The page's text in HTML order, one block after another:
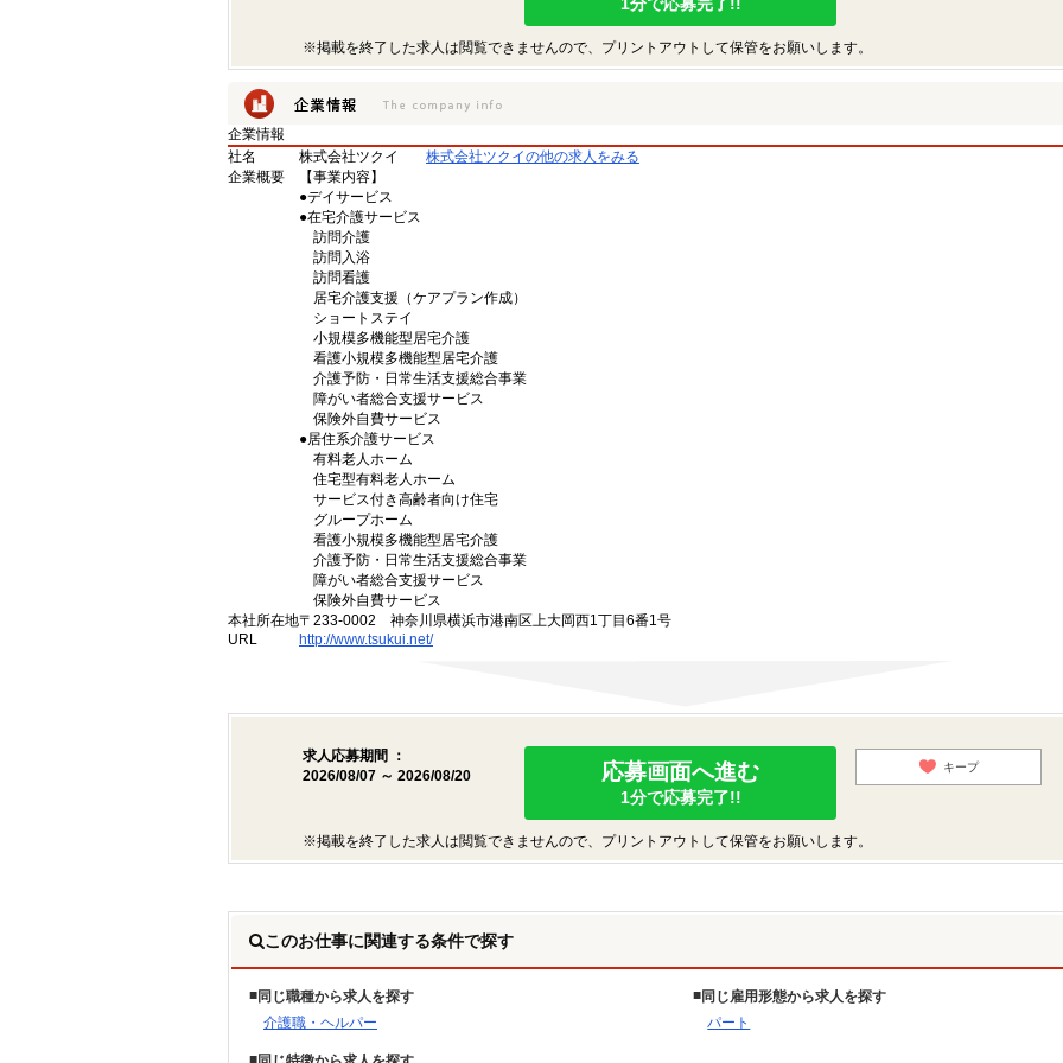
※掲載を終了した求人は閲覧できませんので、プリントアウトして保管をお願いします。
企業情報
社名
株式会社ツクイ
株式会社ツクイの他の求人をみる
企業概要
【事業内容】
●デイサービス
●在宅介護サービス
訪問介護
訪問入浴
訪問看護
居宅介護支援（ケアプラン作成）
ショートステイ
小規模多機能型居宅介護
看護小規模多機能型居宅介護
介護予防・日常生活支援総合事業
障がい者総合支援サービス
保険外自費サービス
●居住系介護サービス
有料老人ホーム
住宅型有料老人ホーム
サービス付き高齢者向け住宅
グループホーム
看護小規模多機能型居宅介護
介護予防・日常生活支援総合事業
障がい者総合支援サービス
保険外自費サービス
本社所在地〒233-0002 神奈川県横浜市港南区上大岡西1丁目6番1号
URL
http://www.tsukui.net/
求人応募期間 ：
2026/08/07 ～ 2026/08/20
応募画面へ進む
1分で応募完了!!
キープ
※掲載を終了した求人は閲覧できませんので、プリントアウトして保管をお願いします。
このお仕事に関連する条件で探す
同じ職種から求人を探す
介護職・ヘルパー
同じ雇用形態から求人を探す
パート